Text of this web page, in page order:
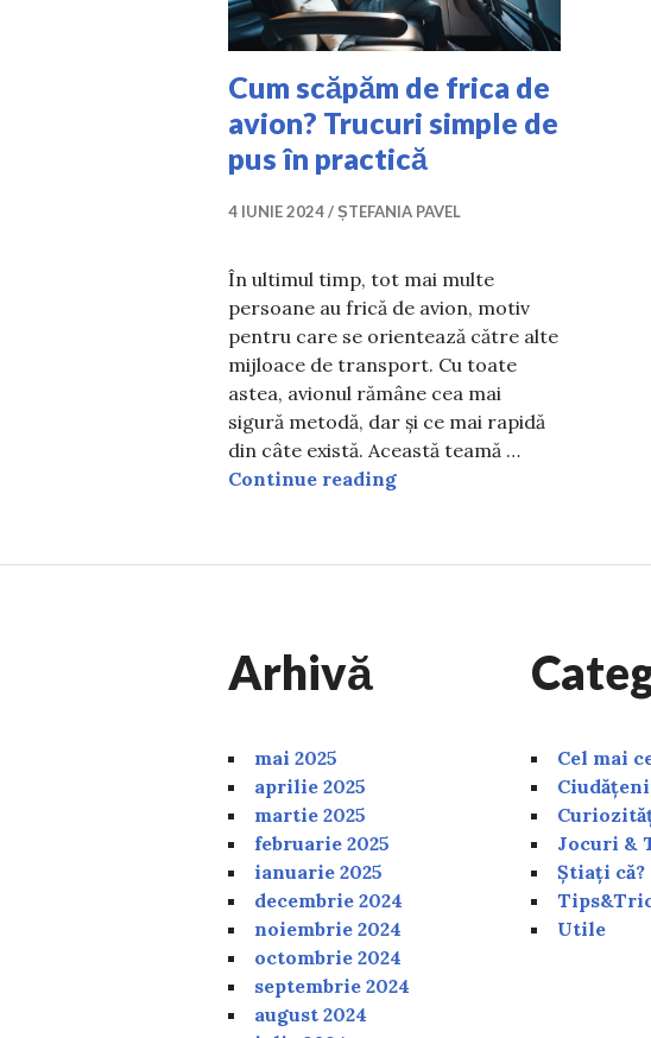
Cum scăpăm de frica de
avion? Trucuri simple de
pus în practică
4 IUNIE 2024 ȘTEFANIA PAVEL
În ultimul timp, tot mai multe
persoane au frică de avion, motiv
pentru care se orientează către alte
mijloace de transport. Cu toate
astea, avionul rămâne cea mai
sigură metodă, dar și ce mai rapidă
din câte există. Această teamă …
Continue readingCum scăpăm de frica de
Arhivă
mai 2025
aprilie 2025
martie 2025
februarie 2025
ianuarie 2025
decembrie 2024
noiembrie 2024
octombrie 2024
septembrie 2024
august 2024
Cel mai
Jocuri &
Știați că?
Utile